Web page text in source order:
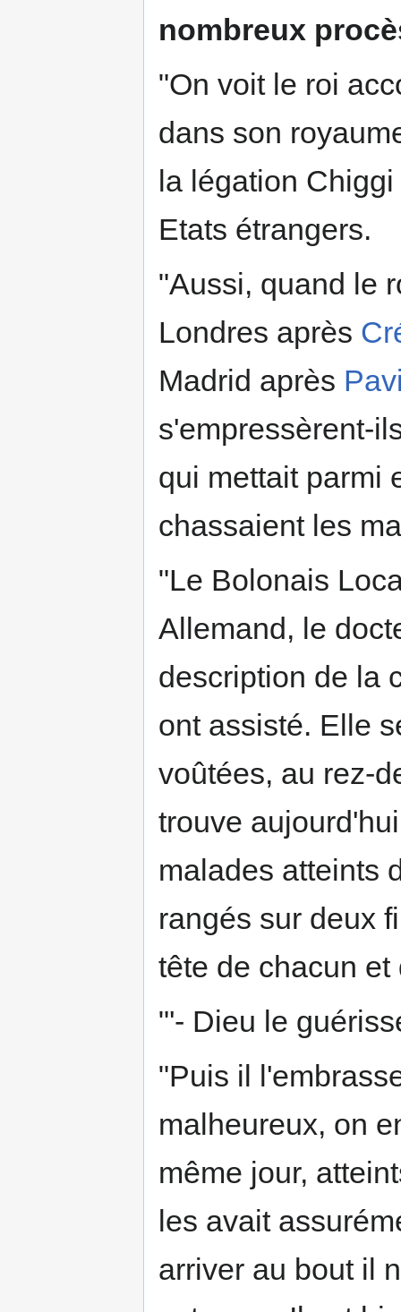
nombreux
"On voit le roi
dans son
la légation
Etats étrangers.
"Aussi, quand le
Londres après
Madrid après
s'empressèrent-
qui mettait parmi
chassaient les
"Le Bolonais
Allemand, le
description de la
ont assisté. Elle
voûtées, au rez-
trouve
malades atteints
rangés sur deux
tête de chacun et
"'- Dieu le
"Puis il
malheureux, on
même jour,
les avait
arriver au bout il